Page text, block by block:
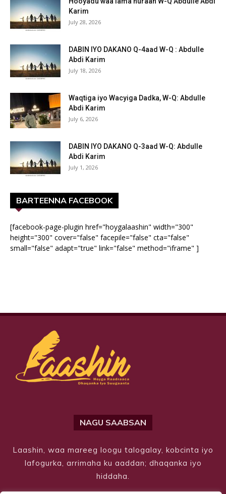
Karim
July 28, 2026
DABIN IYO DAKANO Q-4aad W-Q : Abdulle
Abdi Karim
July 18, 2026
Waqtiga iyo Wacyiga Dadka, W-Q: Abdulle
Abdi Karim
July 6, 2026
DABIN IYO DAKANO Q-3aad W-Q: Abdulle
Abdi Karim
July 1, 2026
BARTEENNA FACEBOOK
[facebook-page-plugin href="hoygalaashin" width="300"
height="300" cover="false" facepile="false" cta="false"
small="false" adapt="true" link="false" method="iframe" ]
NAGU SAABSAN
Laashin, waa mareeg loogu talogalay, kobcinta iyo
lafogurka, arrimaha ku aaddan; dhaqanka iyo
hiddaha.